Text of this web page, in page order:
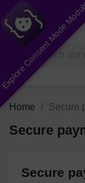
Explore Consent

Home Secure
Secure
Secure